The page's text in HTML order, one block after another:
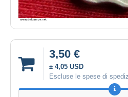
3,50 €
± 4,05 USD
Escluse le spese di